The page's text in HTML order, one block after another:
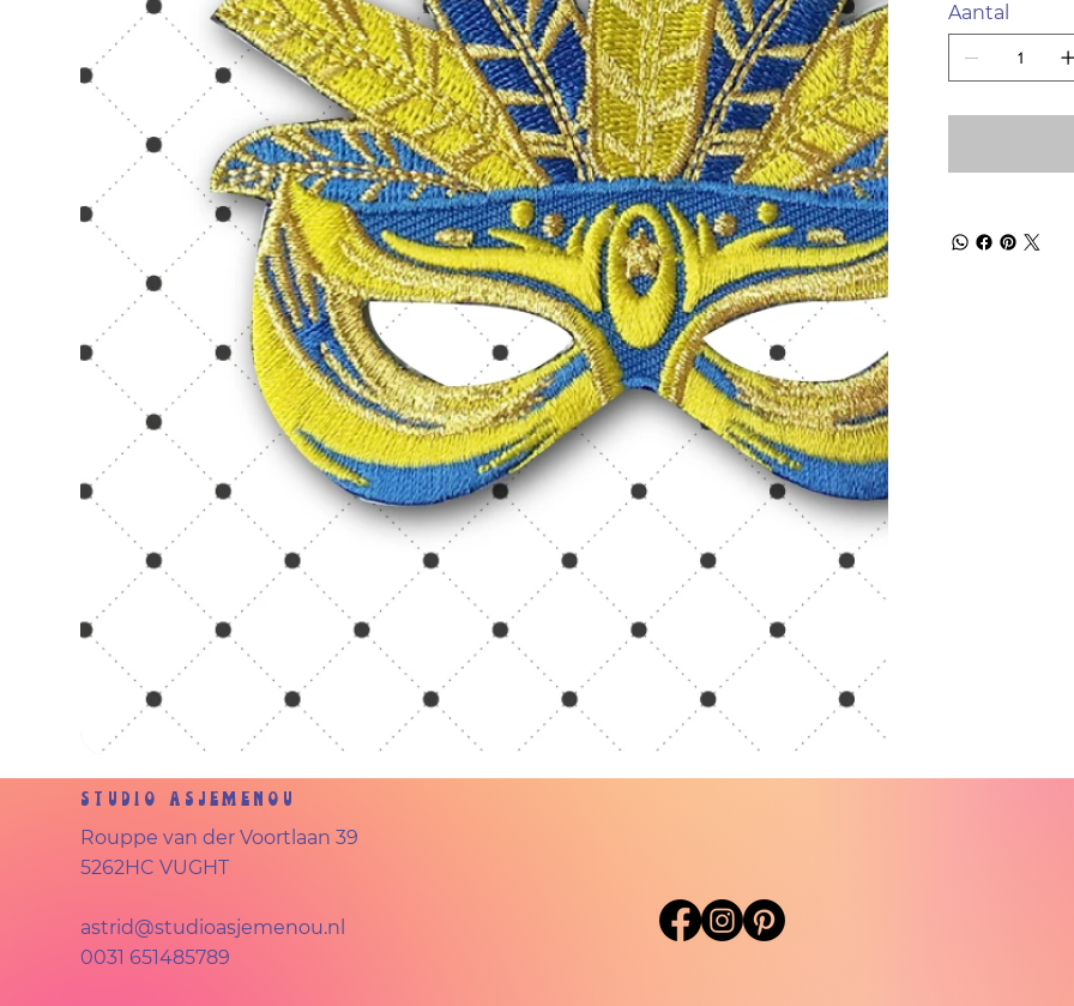
Aantal
Studio Asjemenou
Rouppe van der Voortlaan 39
5262HC VUGHT
astrid@studioasjemenou.nl
0031 651485789